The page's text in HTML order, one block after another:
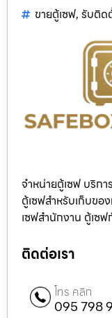
ขายตู้เซฟ, รับติด
จำหน่ายตู้เซฟ บริก
ตู้เซฟสำหรับเก็บขอ
เซฟสำนักงาน ตู้เซ
ติดต่อเรา
โทร คลิก
095 798